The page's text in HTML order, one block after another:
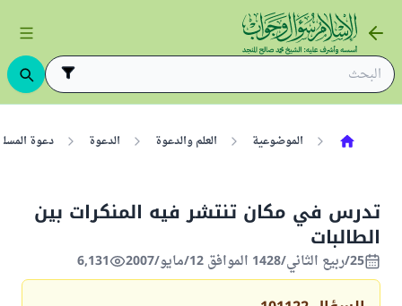
الموضوعية العلم والدعوة الدعوة دعوة
تدرس في مكان تنتشر فيه المنكرات بين
الطالبات
25/ربيع الثاني/1428 الموافق 12/مايو/2007 6,131